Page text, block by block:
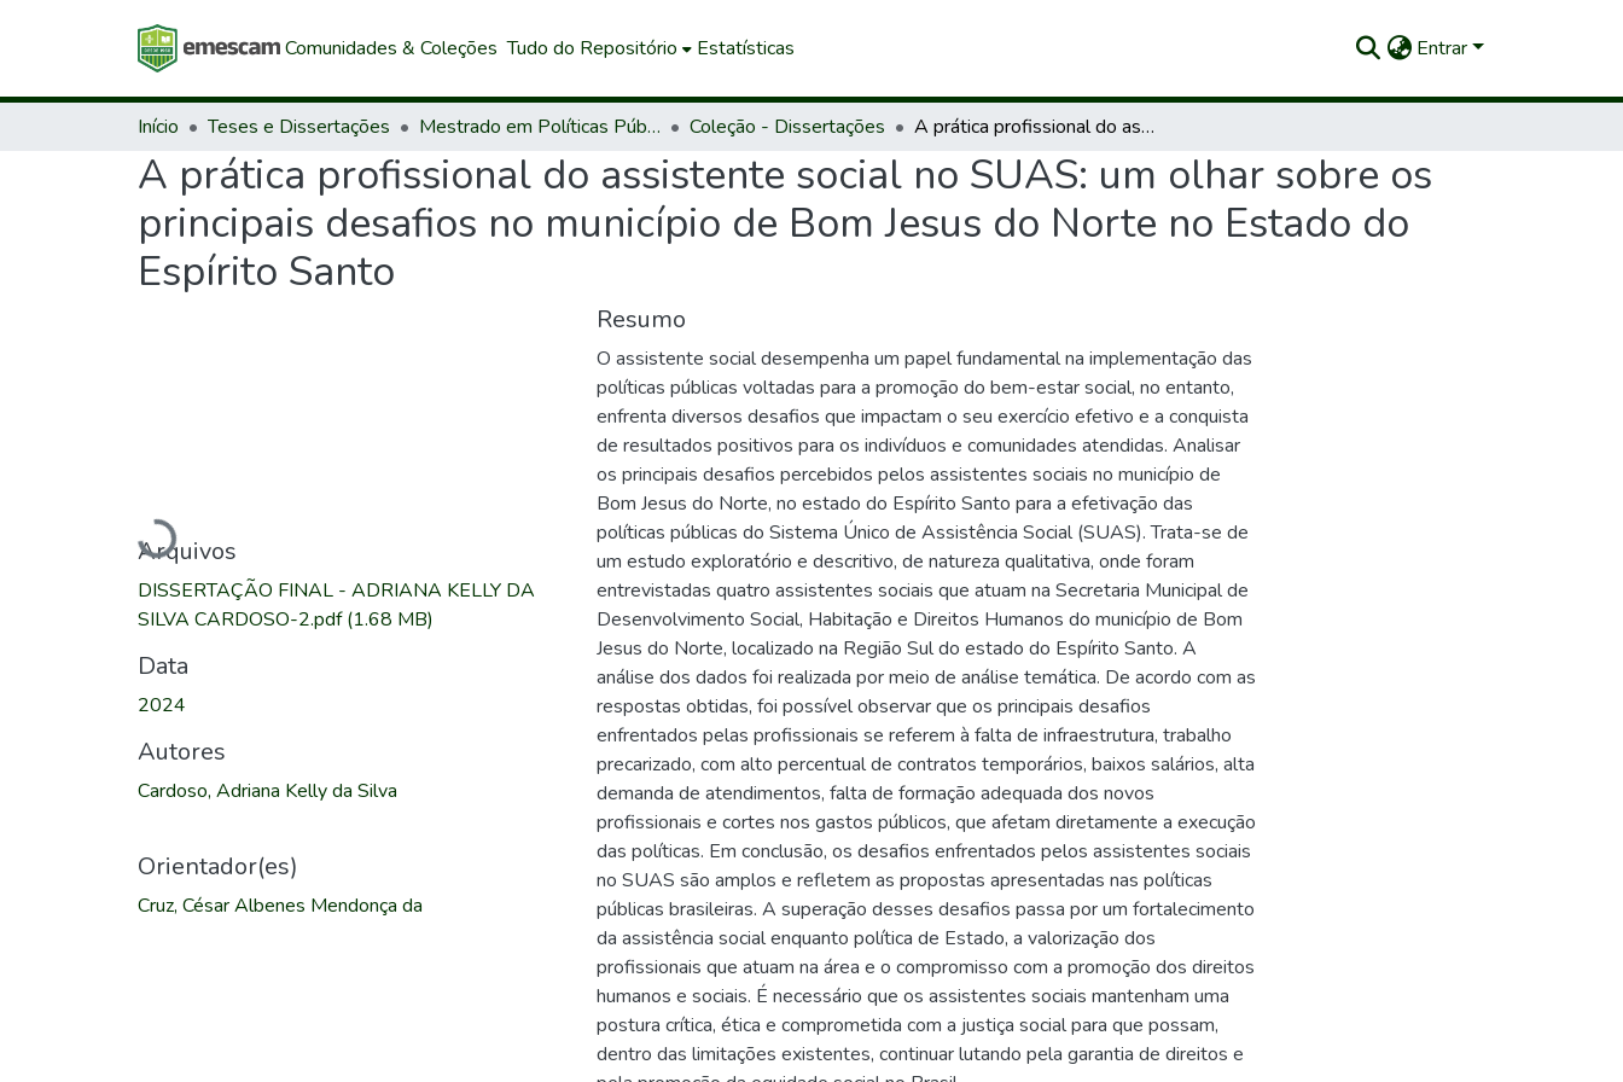
Comunidades & Coleções Tudo do Repositório Estatísticas Entrar
Início Teses e Dissertações Mestrado em Políticas Públicas e Desenvolvimento Local Coleção - Dissertações A prática profissional do assistente social no SUAS: um olhar sobre os principais desafios no município de Bom Jesus do Norte no Estado do Espírito Santo
A prática profissional do assistente social no SUAS: um olhar sobre os
principais desafios no município de Bom Jesus do Norte no Estado do
Espírito Santo
Carregando...
Arquivos
DISSERTAÇÃO FINAL - ADRIANA KELLY DA
SILVA CARDOSO-2.pdf(1.68 MB)
Data
2024
Autores
Cardoso, Adriana Kelly da Silva
Orientador(es)
Cruz, César Albenes Mendonça da
Resumo
O assistente social desempenha um papel fundamental na implementação das
políticas públicas voltadas para a promoção do bem-estar social, no entanto,
enfrenta diversos desafios que impactam o seu exercício efetivo e a conquista
de resultados positivos para os indivíduos e comunidades atendidas. Analisar
os principais desafios percebidos pelos assistentes sociais no município de
Bom Jesus do Norte, no estado do Espírito Santo para a efetivação das
políticas públicas do Sistema Único de Assistência Social (SUAS). Trata-se de
um estudo exploratório e descritivo, de natureza qualitativa, onde foram
entrevistadas quatro assistentes sociais que atuam na Secretaria Municipal de
Desenvolvimento Social, Habitação e Direitos Humanos do município de Bom
Jesus do Norte, localizado na Região Sul do estado do Espírito Santo. A
análise dos dados foi realizada por meio de análise temática. De acordo com as
respostas obtidas, foi possível observar que os principais desafios
enfrentados pelas profissionais se referem à falta de infraestrutura, trabalho
precarizado, com alto percentual de contratos temporários, baixos salários, alta
demanda de atendimentos, falta de formação adequada dos novos
profissionais e cortes nos gastos públicos, que afetam diretamente a execução
das políticas. Em conclusão, os desafios enfrentados pelos assistentes sociais
no SUAS são amplos e refletem as propostas apresentadas nas políticas
públicas brasileiras. A superação desses desafios passa por um fortalecimento
da assistência social enquanto política de Estado, a valorização dos
profissionais que atuam na área e o compromisso com a promoção dos direitos
humanos e sociais. É necessário que os assistentes sociais mantenham uma
postura crítica, ética e comprometida com a justiça social para que possam,
dentro das limitações existentes, continuar lutando pela garantia de direitos e